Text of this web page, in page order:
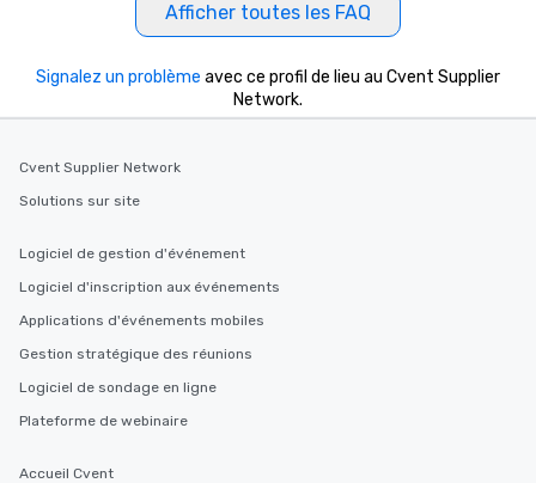
Afficher toutes les FAQ
Signalez un problème avec ce profil de lieu au Cvent Supplier
Network.
Cvent Supplier Network
Solutions sur site
Logiciel de gestion d'événement
Logiciel d'inscription aux événements
Applications d'événements mobiles
Gestion stratégique des réunions
Logiciel de sondage en ligne
Plateforme de webinaire
Accueil Cvent